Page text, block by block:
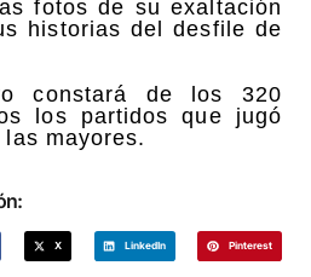
fotos de su exaltación
historias del desfile de
constará de los 320
los partidos que jugó
mayores.
X LinkedIn Pinterest